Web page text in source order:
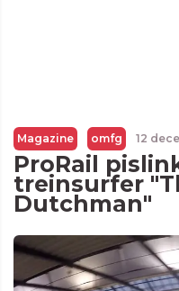
Magazine omfg 12
ProRail
treinsurfer
Dutchman"